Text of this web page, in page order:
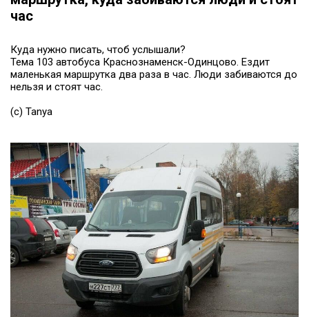
час
Куда нужно писать, чтоб услышали?
Тема 103 автобуса Краснознаменск-Одинцово. Ездит
маленькая маршрутка два раза в час. Люди забиваются до
нельзя и стоят час.
(с) Tanya